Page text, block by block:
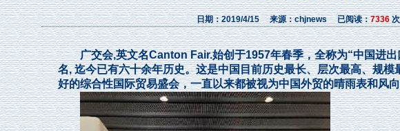
日期：2019/4/15 来源：chjnews 已阅读：7336
广交会,英文名Canton Fair.始创于1957年春季，全称为“中国进出
名, 迄今已有六十余年历史。这是中国目前历史最长、层次最高、规
好的综合性国际贸易盛会，一直以来都被视为中国外贸的晴雨表和风